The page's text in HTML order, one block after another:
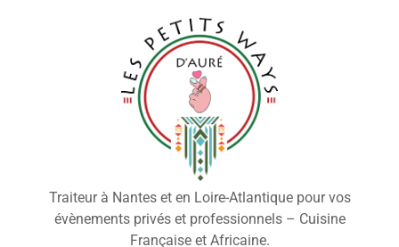
Traiteur à Nantes et en Loire-Atlantique pour vos
évènements privés et professionnels – Cuisine
Française et Africaine.